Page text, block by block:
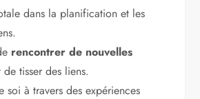
dans la planification et les
rencontrer de nouvelles
de tisser des liens.
soi à travers des expériences